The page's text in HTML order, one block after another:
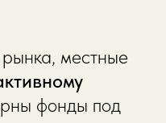
местные
фонды под